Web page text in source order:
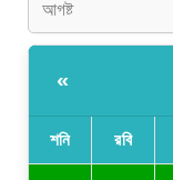
«
শনি রবি